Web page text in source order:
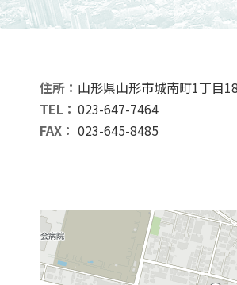
住所： 山形県山形市城南町1丁目
TEL： 023-647-7464
FAX： 023-645-8485